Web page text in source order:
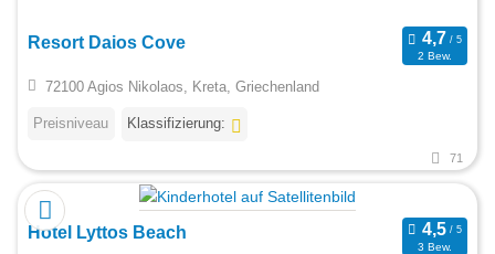
Resort Daios Cove
2 Bew.
72100 Agios Nikolaos, Kreta, Griechenland
Preisniveau Klassifizierung:
71
Hotel Lyttos Beach
3 Bew.